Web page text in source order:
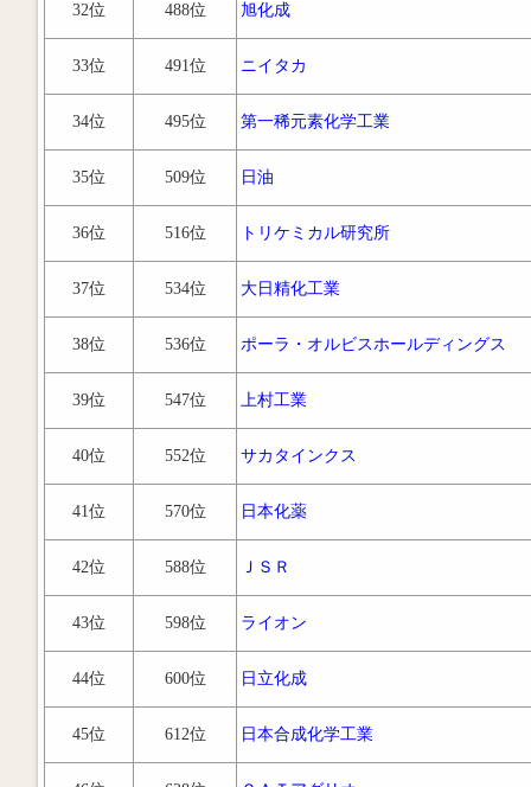
32位 488位 旭化成
33位 491位 ニイタカ
34位 495位 第一稀元素化学工業
35位 509位 日油
36位 516位 トリケミカル研究所
37位 534位 大日精化工業
38位 536位 ポーラ・オルビスホールディングス
39位 547位 上村工業
40位 552位 サカタインクス
41位 570位 日本化薬
42位 588位 ＪＳＲ
43位 598位 ライオン
44位 600位 日立化成
45位 612位 日本合成化学工業